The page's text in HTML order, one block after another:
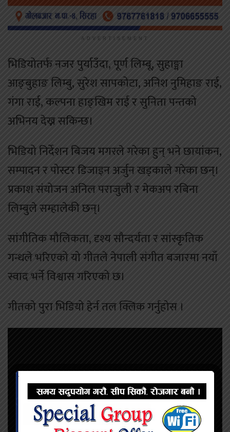
ADVERTISEMENT
भिडियोतर्फ नजर पुर्याउँदा, पूर्ण लिम्बू, सुहाङ्मा
आङ्बुहाङ लिम्बु, सुरेश सापकोटा, अनिश नुमिहाङ राई,
गंगा राई, कल्पना हाङ्खिम राई र सुनिता पन्तको
अभिनय देख्न सकिन्छ।
भिडियो निर्देशन बिजय मगरले गरेका हुन् भने छायांकन,
सम्पादन र पोस्टर डिजाइन अर्जुन खड्काले गरेका छन्।
प्रकाश संयोजन अनिल पराजुली र मेकअप रबिना
लिम्बुले सम्हालेकी छन्।
सांगीतिक मौलिकता, दृश्य सौन्दर्यता र सांस्कृतिक
गन्धले भरिएको यो गीतले नेपाली संगीत बजारमा नयाँ
स्वाद भर्ने विश्वास गरिएको छ।
गीतको पुरा भिडियो हेर्न तल क्लिक गर्नुहोस ।